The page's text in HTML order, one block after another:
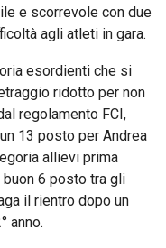
e scorrevole con due
agli atleti in gara.
esordienti che si
ridotto per non
regolamento FCI,
13 posto per Andrea
allievi prima
6 posto tra gli
il rientro dopo un
anno.